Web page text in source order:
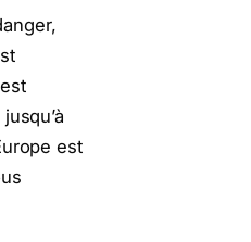
est